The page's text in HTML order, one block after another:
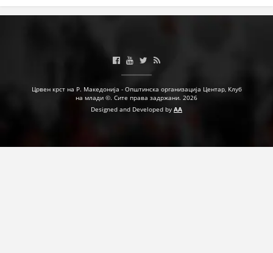
СТРАТЕГИИ
Црвен крст на Р. Македонија - Општинска организација Центар, Клуб
на млади ©. Сите права задржани. 2026
Designed and Developed by AA